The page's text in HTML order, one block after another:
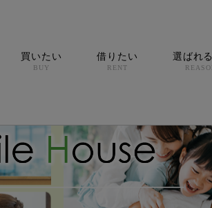
買いたい
BUY
借りたい
RENT
選ばれ